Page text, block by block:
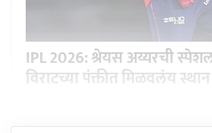
IPL 2026: श्रेयस अय्यरची
विराटच्या पंक्तीत मिळवलंय स्थान